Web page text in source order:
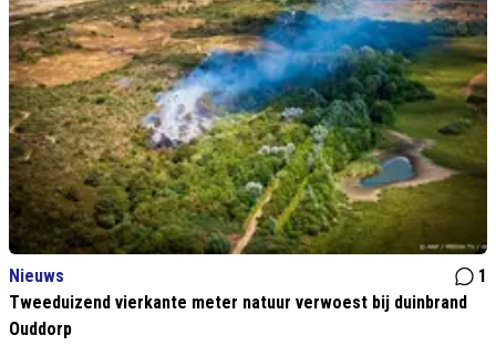
Nieuws
1
Tweeduizend vierkante meter natuur verwoest bij duinbrand
Ouddorp